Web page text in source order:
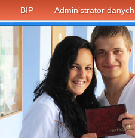
BIP Administrator danych